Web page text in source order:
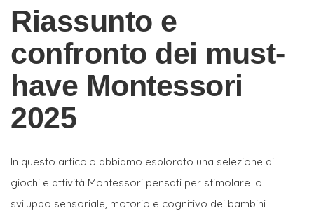
Riassunto e
confronto dei must-
have Montessori
2025
In questo articolo abbiamo esplorato una selezione di
giochi e attività Montessori pensati per stimolare lo
sviluppo sensoriale, motorio e cognitivo dei bambini